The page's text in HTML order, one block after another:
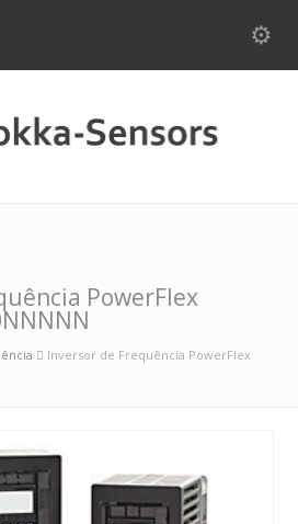
PowerFlex
Inversor de Frequência PowerFlex